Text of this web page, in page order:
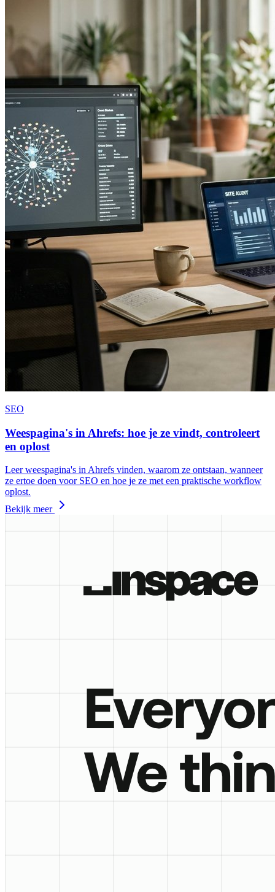
SEO
Weespagina's in Ahrefs: hoe je ze vindt, controleert
en oplost
Leer weespagina's in Ahrefs vinden, waarom ze ontstaan, wanneer
ze ertoe doen voor SEO en hoe je ze met een praktische workflow
oplost.
Bekijk meer